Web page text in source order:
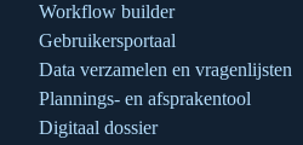
Workflow builder
Gebruikersportaal
Data verzamelen en vragenlijsten
Plannings- en afsprakentool
Digitaal dossier